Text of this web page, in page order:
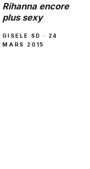
Rihanna encore
plus sexy
GISELE SD · 24
MARS 2015